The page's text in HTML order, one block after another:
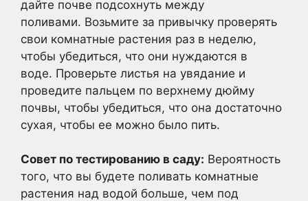
дайте почве подсохнуть между
поливами. Возьмите за привычку проверять
свои комнатные растения раз в неделю,
чтобы убедиться, что они нуждаются в
воде. Проверьте листья на увядание и
проведите пальцем по верхнему дюйму
почвы, чтобы убедиться, что она достаточно
сухая, чтобы ее можно было пить.
Совет по тестированию в саду: Вероятность
того, что вы будете поливать комнатные
растения над водой больше, чем под